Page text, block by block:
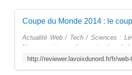
Actualité Web / Tech / Sciences :
Neymar qui tapera le premier dans le